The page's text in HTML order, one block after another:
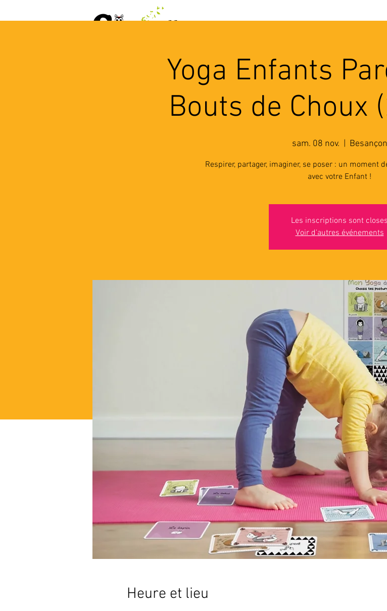
Yoga Enfants
Bouts de Choux
sam. 08 nov. Besançon
Respirer, partager, imaginer, se poser : un moment
avec votre Enfant !
Les inscriptions sont closes
Voir d'autres événements
Heure et lieu